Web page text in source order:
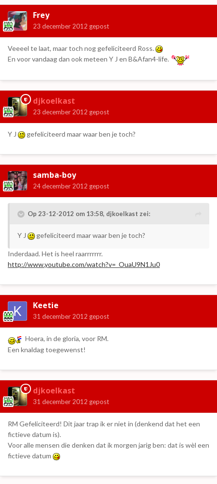
Frey
23 december 2012 gepost
Veeeel te laat, maar toch nog gefeliciteerd Ross.
En voor vandaag dan ook meteen Y J en B&Afan4-life.
djkoelkast
23 december 2012 gepost
Y J gefeliciteerd maar waar ben je toch?
samba-boy
24 december 2012 gepost
Op 23-12-2012 om 13:58, djkoelkast zei:
Y J gefeliciteerd maar waar ben je toch?
Inderdaad. Het is heel raarrrrrrr.
http://www.youtube.com/watch?v=_OuaU9N1Ju0
Keetie
31 december 2012 gepost
Hoera, in de gloria, voor RM.
Een knaldag toegewenst!
djkoelkast
31 december 2012 gepost
RM Gefeliciteerd! Dit jaar trap ik er niet in (denkend dat het een
fictieve datum is).
Voor alle mensen die denken dat ik morgen jarig ben: dat is wèl een
fictieve datum